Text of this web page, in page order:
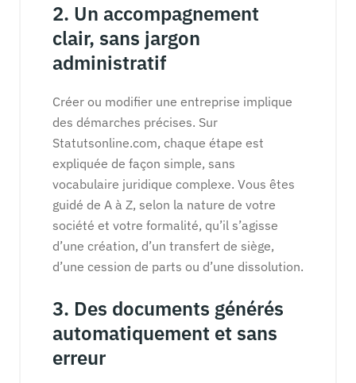
2. Un accompagnement
clair, sans jargon
administratif
Créer ou modifier une entreprise implique
des démarches précises. Sur
Statutsonline.com, chaque étape est
expliquée de façon simple, sans
vocabulaire juridique complexe. Vous êtes
guidé de A à Z, selon la nature de votre
société et votre formalité, qu’il s’agisse
d’une création, d’un transfert de siège,
d’une cession de parts ou d’une dissolution.
3. Des documents générés
automatiquement et sans
erreur